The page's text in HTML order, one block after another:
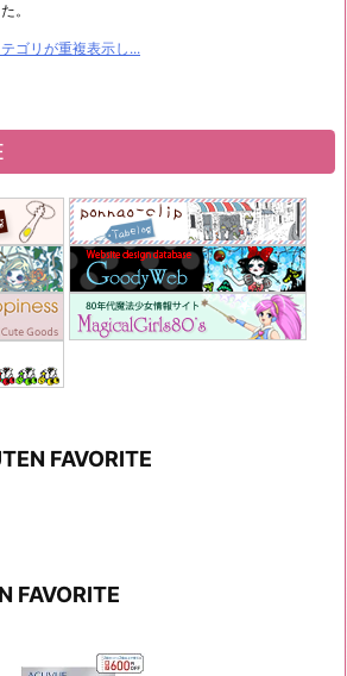
。
ゴリが重複表示し...
FAVORITE
FAVORITE